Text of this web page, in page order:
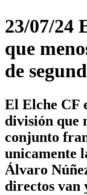
23/07/24
que
de
El Elche CF
división que
conjunto
unicamente
Álvaro
directos van